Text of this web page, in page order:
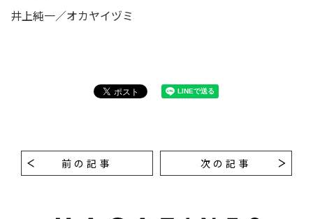
井上純一／オカヤイヅミ
前の記事 次の記事